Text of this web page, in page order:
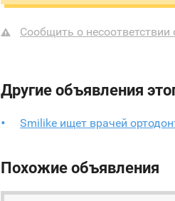
Сообщить о несоответствии
Другие объявления
Smilike ищет врачей
Похожие объявления